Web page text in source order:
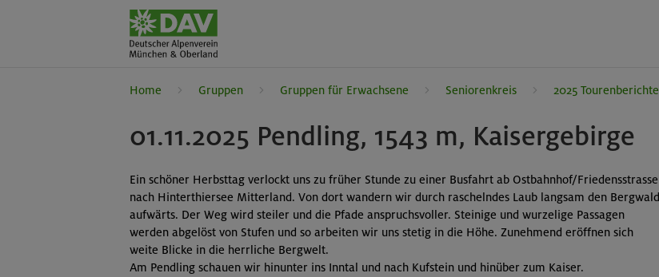
Home Gruppen Gruppen für Erwachsene Seniorenkreis 2025 Tourenberichte
01.11.2025 Pendling, 1543 m, Kaisergebirge
Ein schöner Herbsttag verlockt uns zu früher Stunde zu einer Busfahrt ab Ostbahnhof/Friedensstrasse
nach Hinterthiersee Mitterland. Von dort wandern wir durch raschelndes Laub langsam den Bergwald
aufwärts. Der Weg wird steiler und die Pfade anspruchsvoller. Steinige und wurzelige Passagen
werden abgelöst von Stufen und so arbeiten wir uns stetig in die Höhe. Zunehmend eröffnen sich
weite Blicke in die herrliche Bergwelt.
Am Pendling schauen wir hinunter ins Inntal und nach Kufstein und hinüber zum Kaiser.